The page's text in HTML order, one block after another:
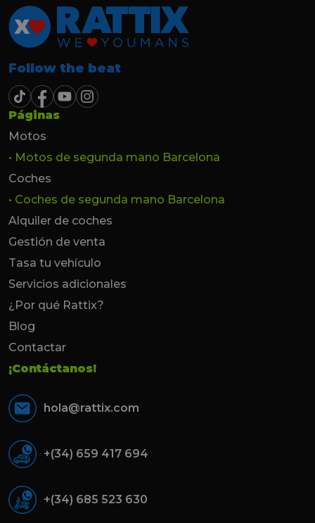
Follow the beat
Páginas
Motos
• Motos de segunda mano Barcelona
Coches
• Coches de segunda mano Barcelona
Alquiler de coches
Gestión de venta
Tasa tu vehículo
Servicios adicionales
¿Por qué Rattix?
Blog
Contactar
¡Contáctanos!
hola@rattix.com
+(34) 659 417 694
+(34) 685 523 630